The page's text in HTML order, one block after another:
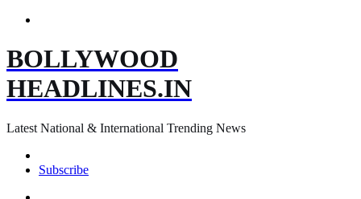
BOLLYWOOD
HEADLINES.IN
Latest National & International Trending News
Subscribe